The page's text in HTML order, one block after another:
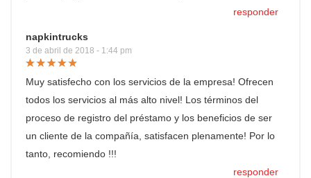
responder
napkintrucks
3 de abril de 2018 - 1:44 pm
Muy satisfecho con los servicios de la empresa! Ofrecen
todos los servicios al más alto nivel! Los términos del
proceso de registro del préstamo y los beneficios de ser
un cliente de la compañía, satisfacen plenamente! Por lo
tanto, recomiendo !!!
responder